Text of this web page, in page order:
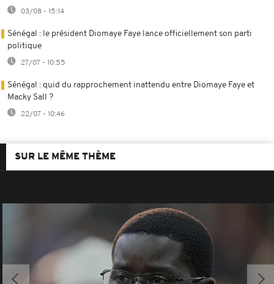
03/08 - 15:14
Sénégal : le président Diomaye Faye lance officiellement son parti
politique
27/07 - 10:55
Sénégal : quid du rapprochement inattendu entre Diomaye Faye et
Macky Sall ?
22/07 - 10:46
SUR LE MÊME THÈME